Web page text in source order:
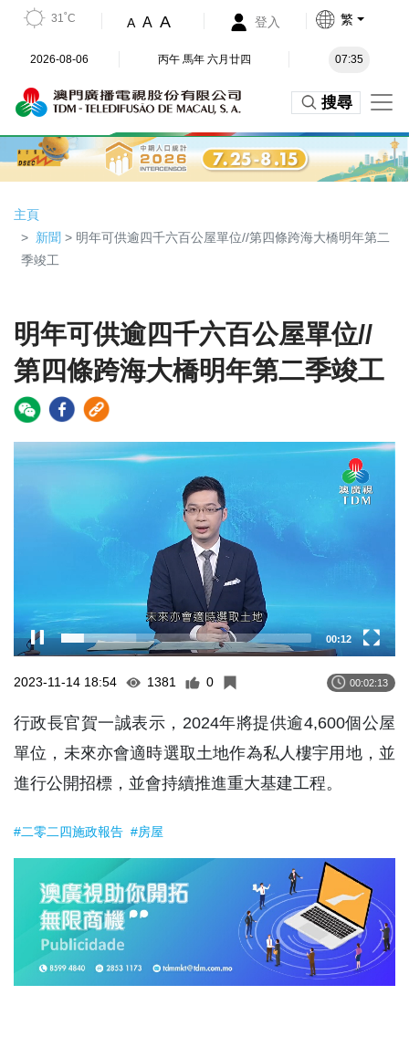
31˚C A A A 登入 繁
2026-08-06 丙午 馬年 六月廿四 07:35
搜尋
主頁
新聞 > 明年可供逾四千六百公屋單位//第四條跨海大橋明年第二
季竣工
明年可供逾四千六百公屋單位//
第四條跨海大橋明年第二季竣工
00:13
2023-11-14 18:54 1381 0 00:02:13
行政長官賀一誠表示，2024年將提供逾4,600個公屋
單位，未來亦會適時選取土地作為私人樓宇用地，並
進行公開招標，並會持續推進重大基建工程。
#二零二四施政報告 #房屋